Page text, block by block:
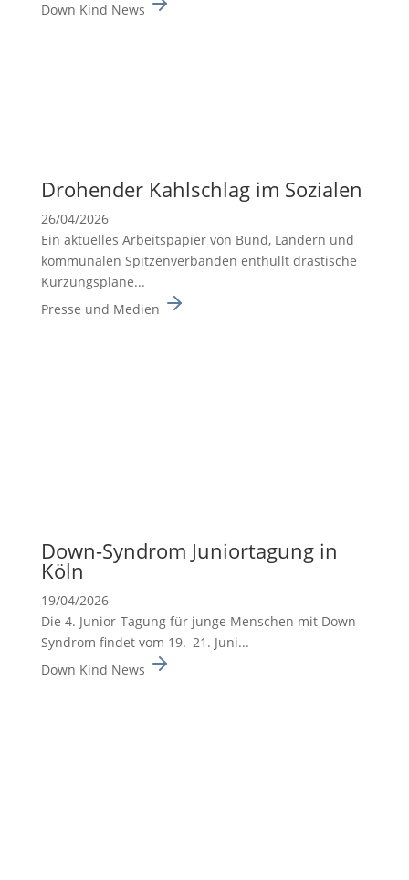
Down Kind News
Drohender Kahlschlag im Sozialen
26/04/2026
Ein aktuelles Arbeits­pa­pier von Bund, Ländern und
kommu­nalen Spitzen­ver­bänden enthüllt drasti­sche
Kürzungs­pläne...
Presse und Medien
Down-Syndrom Junior­ta­gung in
Köln
19/04/2026
Die 4. Junior-Tagung für junge Menschen mit Down-
Syndrom findet vom 19.–21. Juni...
Down Kind News